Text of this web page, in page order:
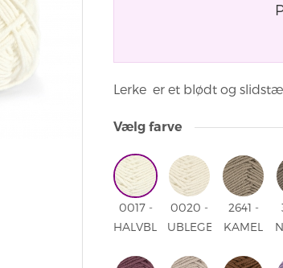
Lerke er et blødt og
Vælg farve
0017 -
HALVBLEGET
0020 -
UBLEGET
2641 -
KAMEL